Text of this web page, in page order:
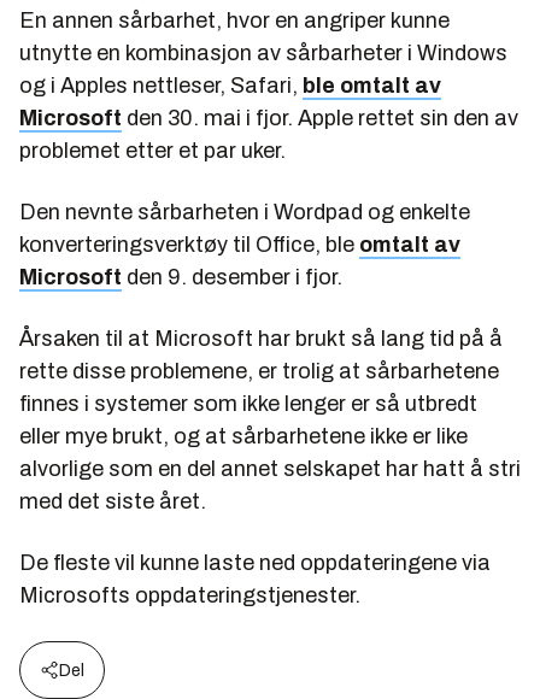
En annen sårbarhet, hvor en angriper kunne
utnytte en kombinasjon av sårbarheter i Windows
og i Apples nettleser, Safari, ble omtalt av
Microsoft den 30. mai i fjor. Apple rettet sin den av
problemet etter et par uker.
Den nevnte sårbarheten i Wordpad og enkelte
konverteringsverktøy til Office, ble omtalt av
Microsoft den 9. desember i fjor.
Årsaken til at Microsoft har brukt så lang tid på å
rette disse problemene, er trolig at sårbarhetene
finnes i systemer som ikke lenger er så utbredt
eller mye brukt, og at sårbarhetene ikke er like
alvorlige som en del annet selskapet har hatt å stri
med det siste året.
De fleste vil kunne laste ned oppdateringene via
Microsofts oppdateringstjenester.
Del